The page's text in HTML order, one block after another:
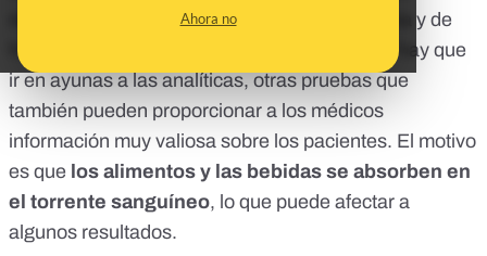
Ahora no
recogen adecuadamente las muestras de orina y de
heces
Ahora nos habéis preguntado por qué hay que
ir en ayunas a las analíticas, otras pruebas que
también pueden proporcionar a los médicos
información muy valiosa sobre los pacientes. El motivo
es que los alimentos y las bebidas se absorben en
el torrente sanguíneo, lo que puede afectar a
algunos resultados.